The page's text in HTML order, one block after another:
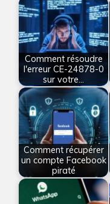
Comment résoudre
l'erreur CE-24878-0
sur votre…
Comment récupérer
un compte Facebook
piraté